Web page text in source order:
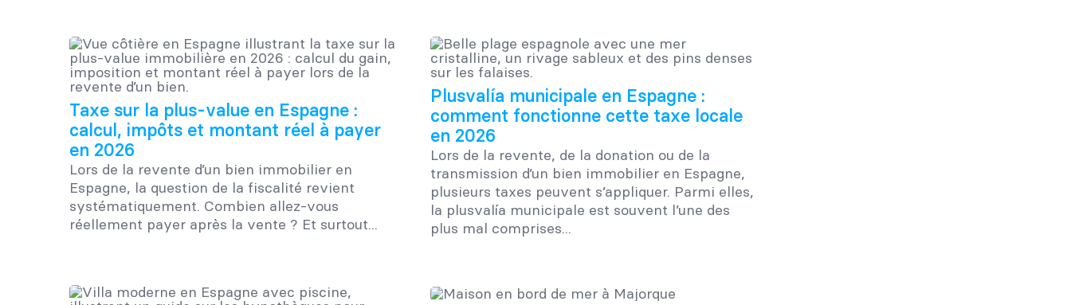
Taxe sur la plus-value en Espagne :
calcul, impôts et montant réel à payer
en 2026
Lors de la revente d’un bien immobilier en
Espagne, la question de la fiscalité revient
systématiquement. Combien allez-vous
réellement payer après la vente ? Et surtout...
Plusvalía municipale en Espagne :
comment fonctionne cette taxe locale
en 2026
Lors de la revente, de la donation ou de la
transmission d’un bien immobilier en Espagne,
plusieurs taxes peuvent s’appliquer. Parmi elles,
la plusvalía municipale est souvent l’une des
plus mal comprises...